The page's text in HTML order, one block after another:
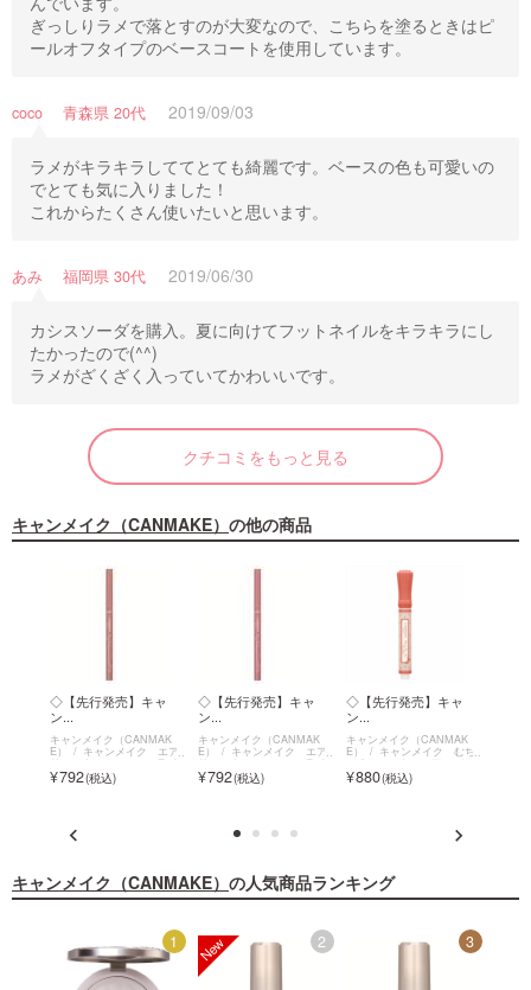
ぎっしりラメで落とすのが大変なので、こちらを塗るときはピ
ールオフタイプのベースコートを使用しています。
coco 青森県 20代 2019/09/03
ラメがキラキラしててとても綺麗です。ベースの色も可愛いの
でとても気に入りました！
これからたくさん使いたいと思います。
あみ 福岡県 30代 2019/06/30
カシスソーダを購入。夏に向けてフットネイルをキラキラにし
たかったので(^^)
ラメがざくざく入っていてかわいいです。
クチコミをもっと見る
キャンメイク（CANMAKE） の他の商品
◇【先行発売】キャ
ン...
キャンメイク（CANMAK
E） キャンメイク エア
リーエクステンションライ
ナー792
◇【先行発売】キャ
ン...
キャンメイク（CANMAK
E） キャンメイク エア
リーエクステンションライ
ナー792
◇【先行発売】キャ
ン...
キャンメイク（CANMAK
E） キャンメイク むち
ぷるティント～シアーバー
ム～880
キャンメイク（CANMAKE） の人気商品ランキング
1 2 3